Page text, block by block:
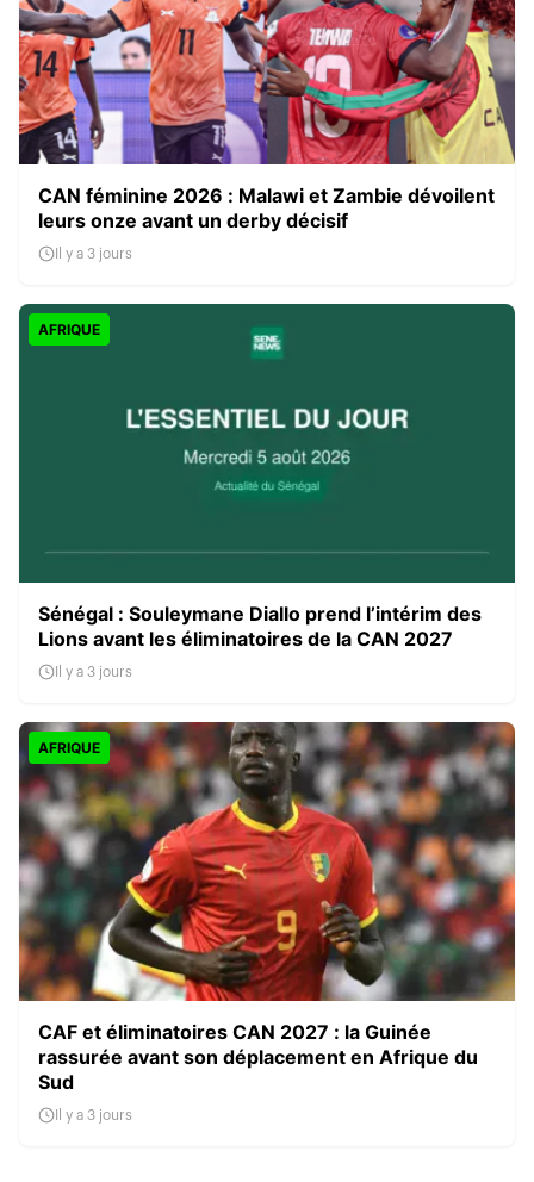
CAN féminine 2026 : Malawi et Zambie dévoilent
leurs onze avant un derby décisif
Il y a 3 jours
AFRIQUE
Sénégal : Souleymane Diallo prend l’intérim des
Lions avant les éliminatoires de la CAN 2027
Il y a 3 jours
AFRIQUE
CAF et éliminatoires CAN 2027 : la Guinée
rassurée avant son déplacement en Afrique du
Sud
Il y a 3 jours